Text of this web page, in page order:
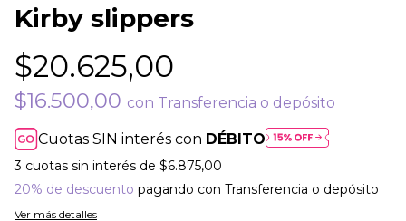
Kirby slippers
$20.625,00
$16.500,00 con Transferencia o depósito
Cuotas SIN interés con DÉBITO
3 cuotas sin interés de $6.875,00
20% de descuento pagando con Transferencia o depósito
Ver más detalles